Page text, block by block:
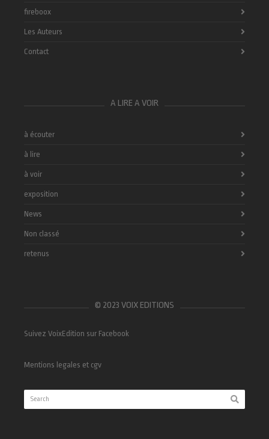
fireboox
Les Auteurs
Contact
A LIRE A VOIR
à écouter
à lire
à voir
exposition
News
Non classé
retenus
© 2023 VOIX EDITIONS
Suivez VoixEdition sur Facebook
Mentions legales et cgv